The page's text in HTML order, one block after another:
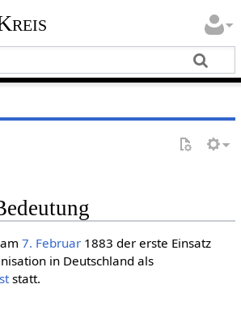
7. Februar1883 der erste Einsatz
in Deutschland als
statt.